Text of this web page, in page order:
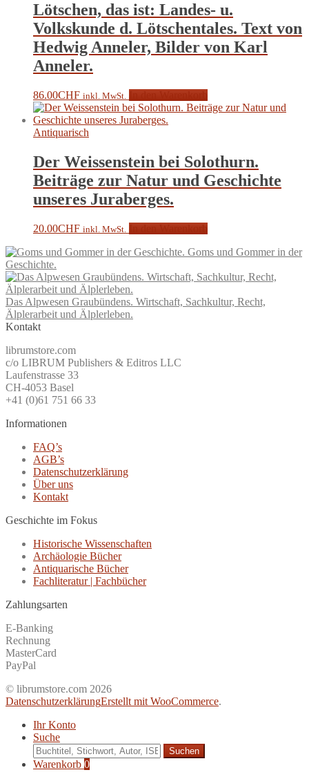
Lötschen, das ist: Landes- u.
Volkskunde d. Lötschentales. Text von
Hedwig Anneler, Bilder von Karl
Anneler.
86.00CHF inkl. MwSt.
Antiquarisch
Der Weissenstein bei Solothurn.
Beiträge zur Natur und Geschichte
unseres Juraberges.
20.00CHF inkl. MwSt.
Goms und Gommer in der
Geschichte.
Das Alpwesen Graubündens. Wirtschaft, Sachkultur, Recht,
Älplerarbeit und Älplerleben.
Kontakt
librumstore.com
c/o LIBRUM Publishers & Editros LLC
Laufenstrasse 33
CH-4053 Basel
+41 (0)61 751 66 33
Informationen
FAQ’s
AGB’s
Datenschutzerklärung
Über uns
Kontakt
Geschichte im Fokus
Historische Wissenschaften
Archäologie Bücher
Antiquarische Bücher
Fachliteratur | Fachbücher
Zahlungsarten
E-Banking
Rechnung
MasterCard
PayPal
© librumstore.com 2026
DatenschutzerklärungErstellt mit WooCommerce.
Ihr Konto
Suche
Suche
nach:
Warenkorb 0